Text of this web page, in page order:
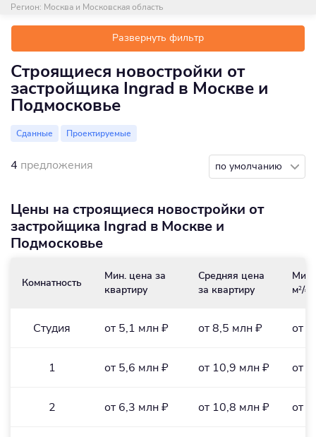
Регион: Москва и Московская область
Развернуть фильтр
Строящиеся новостройки от
застройщика Ingrad в Москве и
Подмосковье
Сданные Проектируемые
4 предложения по умолчанию
Цены на строящиеся новостройки от
застройщика Ingrad в Москве и
Подмосковье
Комнатность
Мин. цена за
квартиру
Средняя цена
за квартиру
Мин.
м2/₽
Студия от 5,1 млн ₽ от 8,5 млн ₽ от
1 от 5,6 млн ₽ от 10,9 млн ₽ от
2 от 6,3 млн ₽ от 10,8 млн ₽ от